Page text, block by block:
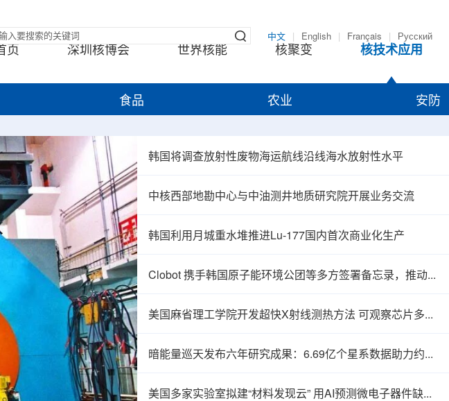
中文 English Français Русский
页 深圳核博会 世界核能 核聚变 核技术应用
食品 农业 安防
韩国将调查放射性废物海运航线沿线海水放射性水平
中核西部地勘中心与中油测井地质研究院开展业务交流
韩国利用月城重水堆推进Lu-177国内首次商业化生产
Clobot 携手韩国原子能环境公团等多方签署备忘录，推动放射性废物安全管理多机型机器人示范
美国麻省理工学院开发超快X射线测热方法 可观察芯片多层结构热传递
暗能量巡天发布六年研究成果：6.69亿个星系数据助力约束宇宙加速膨胀
美国多家实验室拟建“材料发现云” 用AI预测微电子器件缺陷影响